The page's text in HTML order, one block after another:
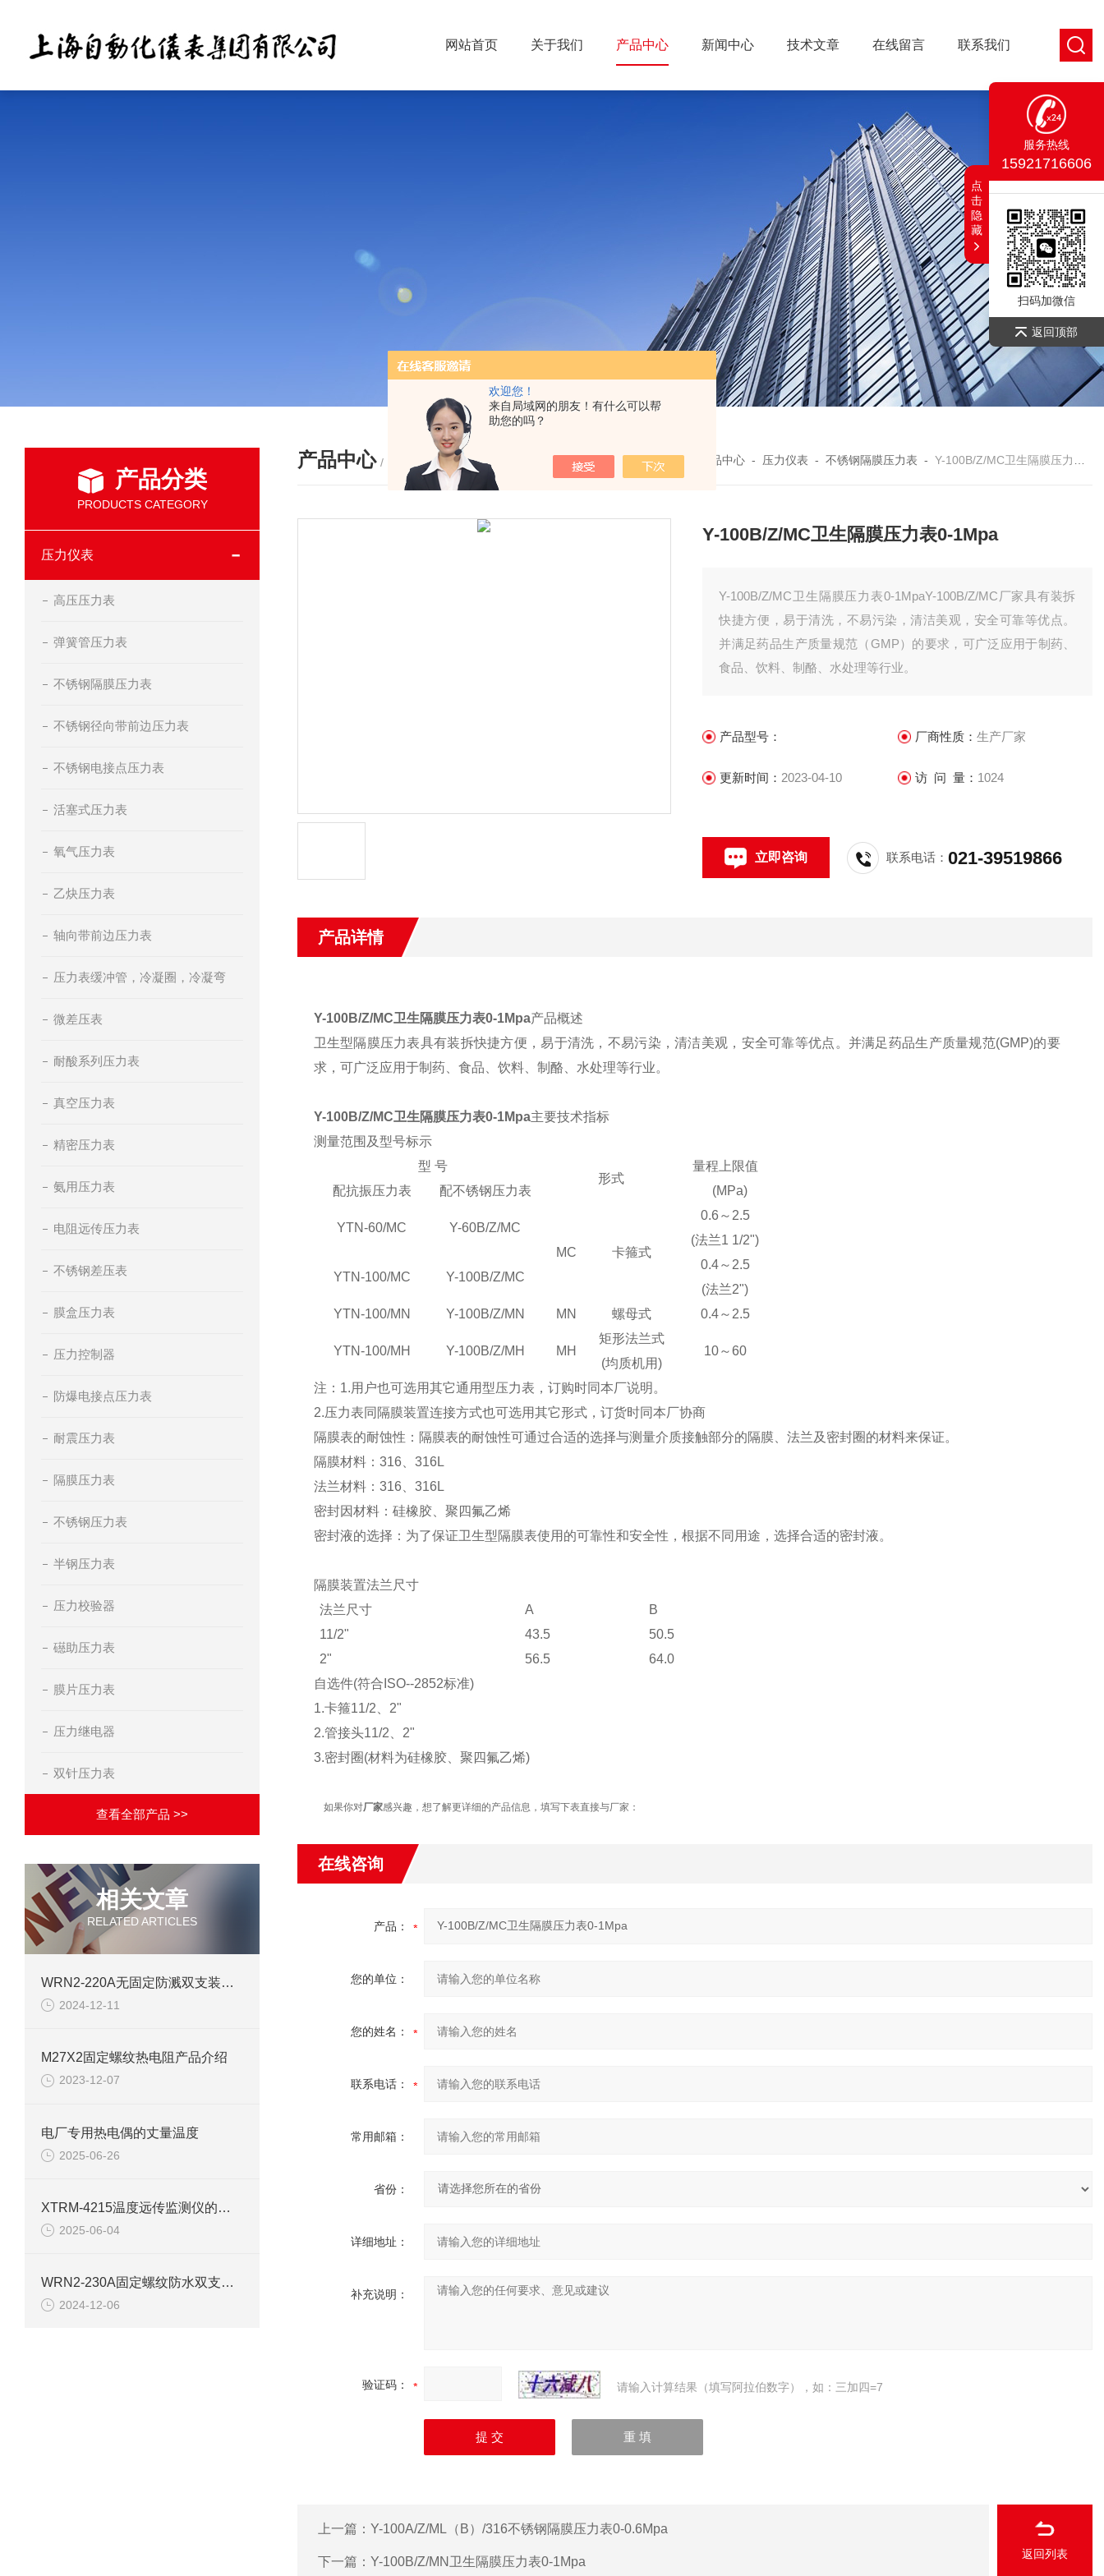
欢迎您！
来自局域网的朋友！有什么可以帮
助您的吗？
网站首页 关于我们 产品中心 新闻中心 技术文章 在线留言 联系我们
产品分类
PRODUCTS CATEGORY
压力仪表
高压压力表
弹簧管压力表
不锈钢隔膜压力表
不锈钢径向带前边压力表
不锈钢电接点压力表
活塞式压力表
氧气压力表
乙炔压力表
轴向带前边压力表
压力表缓冲管，冷凝圈，冷凝弯
微差压表
耐酸系列压力表
真空压力表
精密压力表
氨用压力表
电阻远传压力表
不锈钢差压表
膜盒压力表
压力控制器
防爆电接点压力表
耐震压力表
隔膜压力表
不锈钢压力表
半钢压力表
压力校验器
礠助压力表
膜片压力表
压力继电器
双针压力表
查看全部产品 >>
相关文章
RELATED ARTICLES
WRN2-220A无固定防溅双支装配式热电偶产品资料
2024-12-11
M27X2固定螺纹热电阻产品介绍
2023-12-07
电厂专用热电偶的丈量温度
2025-06-26
XTRM-4215温度远传监测仪的用途
2025-06-04
WRN2-230A固定螺纹防水双支装配式热电偶
2024-12-06
产品中心 / PRODUCTS 您的位置：首页 - 产品中心 - 压力仪表 -不锈钢隔膜压力表 -Y-100B/Z/MC卫生隔膜压力表0-1Mpa
Y-100B/Z/MC卫生隔膜压力表0-1Mpa
Y-100B/Z/MC卫生隔膜压力表0-1MpaY-100B/Z/MC厂家具有装拆
快捷方便，易于清洗，不易污染，清洁美观，安全可靠等优点。
并满足药品生产质量规范（GMP）的要求，可广泛应用于制药、
食品、饮料、制酪、水处理等行业。
产品型号： 厂商性质： 生产厂家
更新时间： 2023-04-10 访 问 量： 1024
立即咨询 联系电话：021-39519866
产品详情
Y-100B/Z/MC卫生隔膜压力表0-1Mpa产品概述
卫生型隔膜压力表具有装拆快捷方便，易于清洗，不易污染，清洁美观，安全可靠等优点。并满足药品生产质量规范(GMP)的要
求，可广泛应用于制药、食品、饮料、制酪、水处理等行业。
Y-100B/Z/MC卫生隔膜压力表0-1Mpa主要技术指标
测量范围及型号标示
型 号
形式
量程上限值
(MPa)
配抗振压力表 配不锈钢压力表
YTN-60/MC
Y-60B/Z/MC
MC
卡箍式
0.6～2.5
(法兰1 1/2")
YTN-100/MC Y-100B/Z/MC
0.4～2.5
(法兰2")
YTN-100/MN
Y-100B/Z/MN MN 螺母式 0.4～2.5
YTN-100/MH Y-100B/Z/MH MH
矩形法兰式
(均质机用)
10～60
注：1.用户也可选用其它通用型压力表，订购时同本厂说明。
2.压力表同隔膜装置连接方式也可选用其它形式，订货时同本厂协商
隔膜表的耐蚀性 ： 隔膜表的耐蚀性可通过合适的选择与测量介质接触部分的隔膜、法兰及密封圈的材料来保证。
隔膜材料：316、316L
法兰材料：316、316L
密封因材料：硅橡胶、聚四氟乙烯
密封液的选择： 为了保证卫生型隔膜表使用的可靠性和安全性，根据不同用途，选择合适的密封液。
隔膜装置法兰尺寸
法兰尺寸
A
B
11/2"
43.5
50.5
2"
56.5
64.0
自选件(符合ISO--2852标准)
1.卡箍11/2、2"
2.管接头11/2、2"
3.密封圈(材料为硅橡胶、聚四氟乙烯)
如果你对厂家感兴趣，想了解更详细的产品信息，填写下表直接与厂家：
在线咨询
产品：
您的单位：
您的姓名：
联系电话：
常用邮箱：
省份：
详细地址：
补充说明：
验证码： 请输入计算结果（填写阿拉伯数字），如：三加四=7
上一篇： Y-100A/Z/ML（B）/316不锈钢隔膜压力表0-0.6Mpa
下一篇： Y-100B/Z/MN卫生隔膜压力表0-1Mpa
返回列表
服务热线
15921716606
扫码加微信
返回顶部
点
击
隐
藏